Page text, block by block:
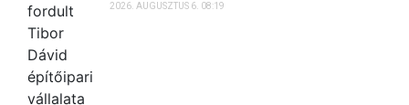
2026. AUGUSZTUS 6. 08:19